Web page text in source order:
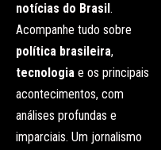
notícias do Brasil .
Acompanhe tudo sobre
política brasileira,
tecnologia e os principais
acontecimentos, com
análises profundas e
imparciais. Um jornalismo